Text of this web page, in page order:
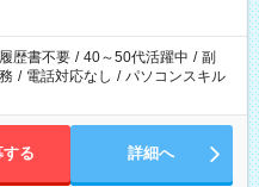
履歴書不要 / 40～50代活躍中 / 副
/ 電話対応なし / パソコンスキル
する 詳細へ